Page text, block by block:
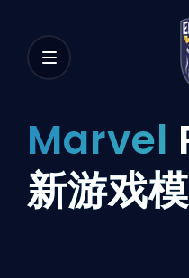
Marvel
新游戏